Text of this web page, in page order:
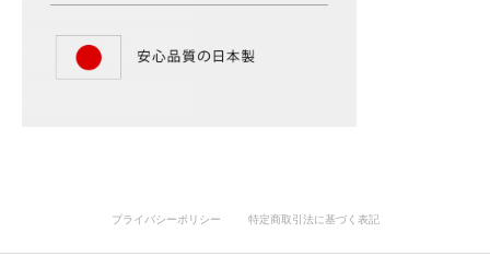
プライバシーポリシー 特定商取引法に基づく表記